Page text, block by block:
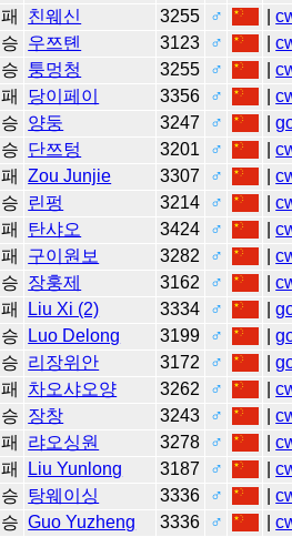
패 친웨신 3255 ♂ |
승 우쯔톈 3123 ♂ |
승 퉁멍청 3255 ♂ |
패 당이페이 3356 ♂ |
승 양둥 3247 ♂ |
승 단쯔텅 3201 ♂ |
패 Zou Junjie 3307 ♂ |
승 린펑 3214 ♂ |
패 탄샤오 3424 ♂ |
패 구이원보 3282 ♂ |
승 장훙제 3162 ♂ |
패 Liu Xi (2) 3334 ♂ |
승 Luo Delong 3199 ♂ |
승 리장위안 3172 ♂ |
패 차오샤오양 3262 ♂ |
승 장창 3243 ♂ |
패 랴오싱원 3278 ♂ |
패 Liu Yunlong 3187 ♂ |
승 탕웨이싱 3336 ♂ |
승 Guo Yuzheng 3336 ♂ |